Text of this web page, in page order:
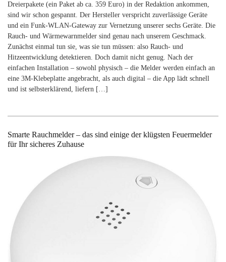
Dreierpakete (ein Paket ab ca. 359 Euro) in der Redaktion ankommen,
sind wir schon gespannt. Der Hersteller verspricht zuverlässige Geräte
und ein Funk-WLAN-Gateway zur Vernetzung unserer sechs Geräte. Die
Rauch- und Wärmewarnmelder sind genau nach unserem Geschmack.
Zunächst einmal tun sie, was sie tun müssen: also Rauch- und
Hitzeentwicklung detektieren. Doch damit nicht genug. Nach der
einfachen Installation – sowohl physisch – die Melder werden einfach an
eine 3M-Klebeplatte angebracht, als auch digital – die App lädt schnell
und ist selbsterklärend, liefern […]
Smarte Rauchmelder – das sind einige der klügsten Feuermelder
für Ihr sicheres Zuhause